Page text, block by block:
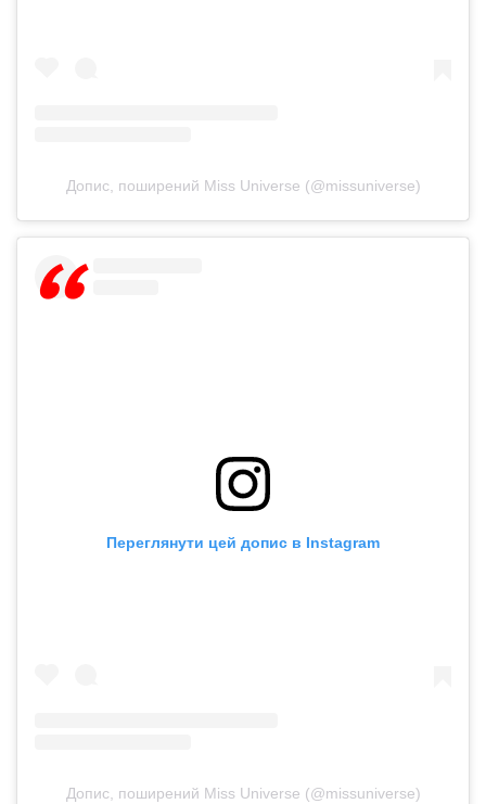
Допис, поширений Miss Universe (@missuniverse)
Переглянути цей допис в Instagram
Допис, поширений Miss Universe (@missuniverse)